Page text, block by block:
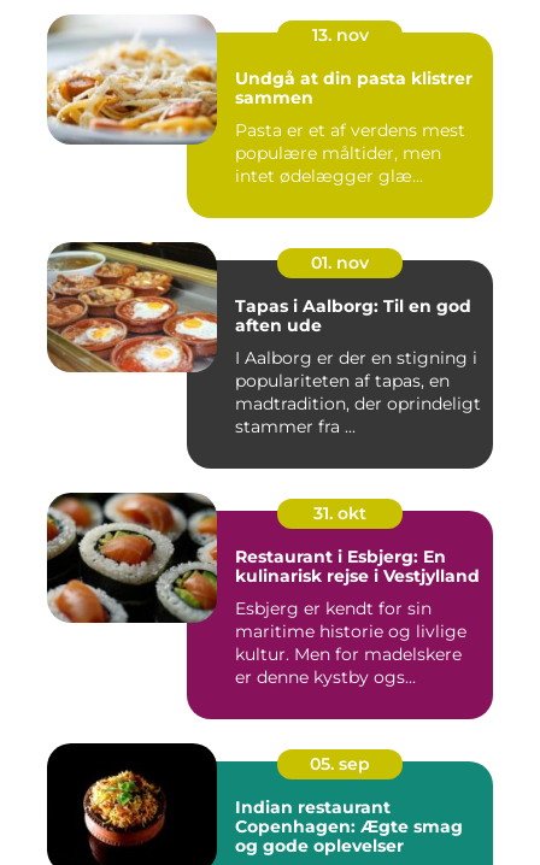
13. nov
Undgå at din pasta klistrer
sammen
Pasta er et af verdens mest
populære måltider, men
intet ødelægger glæ...
01. nov
Tapas i Aalborg: Til en god
aften ude
I Aalborg er der en stigning i
populariteten af tapas, en
madtradition, der oprindeligt
stammer fra ...
31. okt
Restaurant i Esbjerg: En
kulinarisk rejse i Vestjylland
Esbjerg er kendt for sin
maritime historie og livlige
kultur. Men for madelskere
er denne kystby ogs...
05. sep
Indian restaurant
Copenhagen: Ægte smag
og gode oplevelser